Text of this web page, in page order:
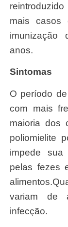
mais casos
imunização
anos.
Sintomas
O período de incubação varia de 5 a 35 dias,
com mais
maioria dos
poliomielite
impede sua
pelas fezes
variam de
infecção.